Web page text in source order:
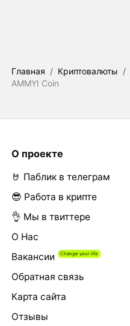
Главная / Криптовалюты /
AMMYI Coin
О проекте
🤘 Паблик в телеграм
😎 Работа в крипте
👌 Мы в твиттере
О Нас
Вакансии
Обратная связь
Карта сайта
Отзывы